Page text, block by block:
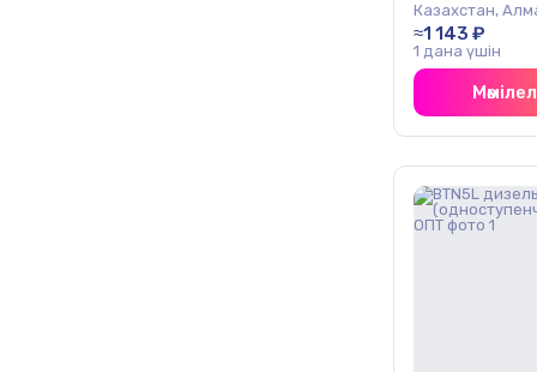
Казахстан,
≈1 143 ₽
1 дана үшін